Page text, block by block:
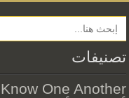
Search Button
تصنيفات
One Another